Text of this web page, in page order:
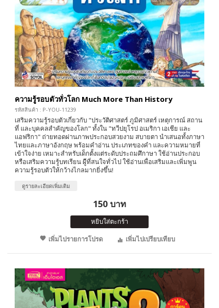
ความรู้รอบตัวทั่วโลก Much More Than History
รหัสสินค้า : P-YOU-11239
เสริมความรู้รอบตัวเกี่ยวกับ "ประวัติศาสตร์ ภูมิศาสตร์ เหตุการณ์ สถาน
ที่ และบุคคลสำคัญของโลก" ทั้งใน "ทวีปยุโรป อเมริกา เอเชีย และ
แอฟริกา" ถ่ายทอดผ่านภาพประกอบสวยงาม สบายตา นำเสนอทั้งภาษา
ไทยและภาษาอังกฤษ พร้อมคำอ่าน ประเภทของคำ และความหมายที่
เข้าใจง่าย เหมาะสำหรับเด็กตั้งแต่ระดับประถมศึกาษา ใช้อ่านประกอบ
หรือเสริมความรู้บทเรียน ผู้ีที่สนใจทั่วไป ใช้อ่านเพื่อเสริมและเพิ่มพูน
ความรู้รอบตัวให้กว้างไกลมากยิ่งขึ้น!
ดูรายละเอียดเพิ่มเติม
150 บาท
หยิบใส่ตะกร้า
เพิ่มไปรายการโปรด
เพิ่มไปเปรียบเทียบ